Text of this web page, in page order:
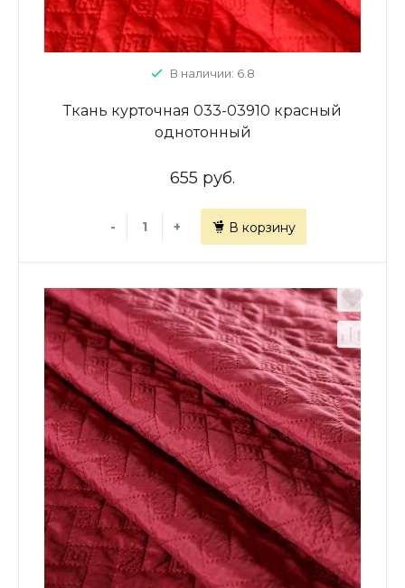
В наличии: 6.8
Ткань курточная 033-03910 красный
однотонный
655 руб.
- + В корзину